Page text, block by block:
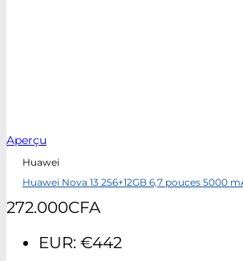
Aperçu
Huawei
Huawei Nova 13 256+12GB 6,7 pouces 5000
272.000CFA
EUR: €442